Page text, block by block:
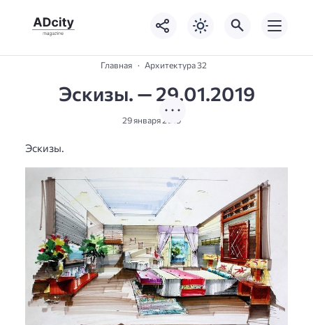
Главная Архитектура 32
Эскизы. — 29.01.2019
29 января 2019
Эскизы.